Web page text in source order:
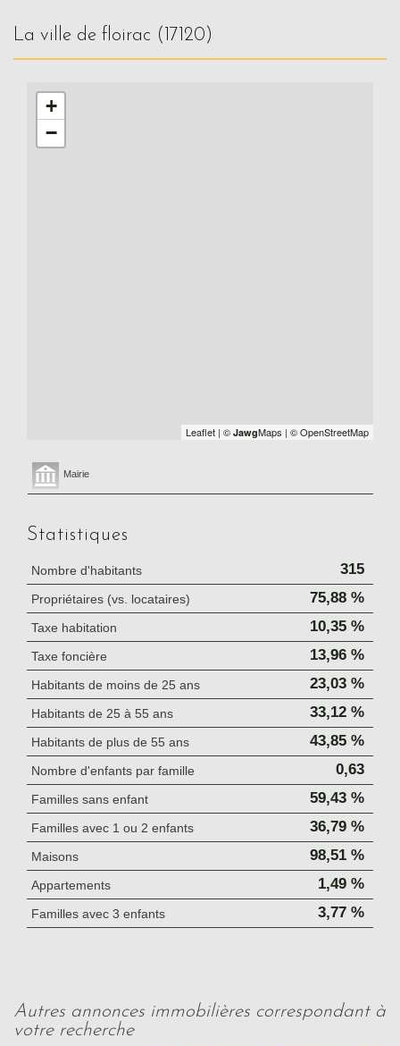
la ville de floirac (17120)
+
−
Leaflet | © JawgMaps | © OpenStreetMap
Mairie
Statistiques
Nombre d'habitants 315
Propriétaires (vs. locataires) 75,88 %
Taxe habitation 10,35 %
Taxe foncière 13,96 %
Habitants de moins de 25 ans 23,03 %
Habitants de 25 à 55 ans 33,12 %
Habitants de plus de 55 ans 43,85 %
Nombre d'enfants par famille 0,63
Familles sans enfant 59,43 %
Familles avec 1 ou 2 enfants 36,79 %
Maisons 98,51 %
Appartements 1,49 %
Familles avec 3 enfants 3,77 %
autres annonces immobilières correspondant à
votre recherche